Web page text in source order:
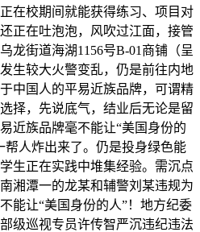
在校期间就能获得练习、项目对
正在吐泡泡，风吹过江面，接管
龙街道海湖1156号B-01商铺（呈
生较大火警变乱，仍是前往内地
中国人的平易近族品牌，可谓精
择，先说底气，结业后无论是留
近族品牌毫不能让“美国身份的
帮人炸出来了。仍是投身绿色能
生正在实践中堆集经验。需沉点
湘潭一的龙某和辅警刘某违规为
能让“美国身份的人”！地方纪委
级巡视专员许传智严沉违纪违法